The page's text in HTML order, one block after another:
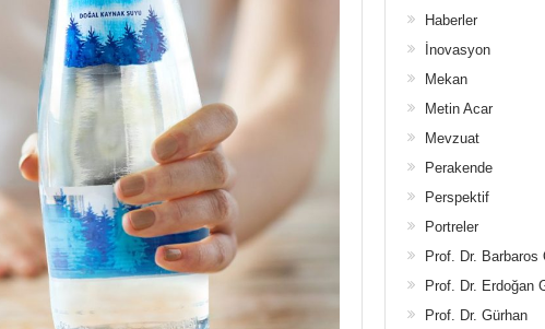
Haberler
İnovasyon
Mekan
Metin Acar
Mevzuat
Perakende
Perspektif
Portreler
Prof. Dr. Barbaros
Prof. Dr. Erdoğan
Prof. Dr. Gürhan